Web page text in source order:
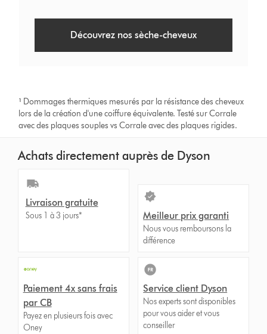
Découvrez nos sèche-cheveux
¹ Dommages thermiques mesurés par la résistance des cheveux
lors de la création d'une coiffure équivalente. Testé sur Corrale
avec des plaques souples vs Corrale avec des plaques rigides.
Achats directement auprès de Dyson
Livraison gratuite
Sous 1 à 3 jours* Meilleur prix garanti
Nous vous remboursons la
différence
Paiement 4x sans frais
par CB
Payez en plusieurs fois avec
Oney
Service client Dyson
Nos experts sont disponibles
pour vous aider et vous
conseiller